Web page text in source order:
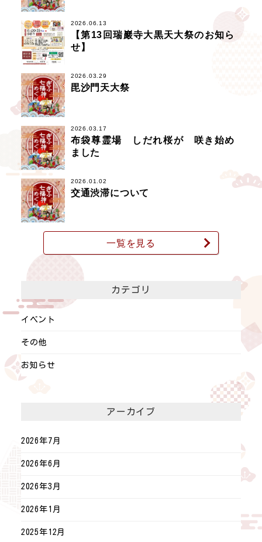
2026.06.13
【第13回瑞巖寺大黒天大祭のお知ら
せ】
2026.03.29
毘沙門天大祭
2026.03.17
布袋尊霊場 しだれ桜が 咲き始め
ました
2026.01.02
交通渋滞について
一覧を見る
カテゴリ
イベント
その他
お知らせ
アーカイブ
2026年7月
2026年6月
2026年3月
2026年1月
2025年12月